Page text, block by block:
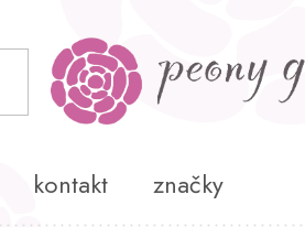
kontakt značky